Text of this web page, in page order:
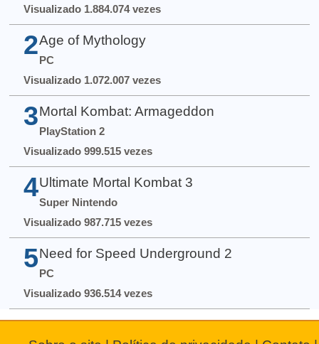
Visualizado 1.884.074 vezes
2 Age of Mythology
PC
Visualizado 1.072.007 vezes
3 Mortal Kombat: Armageddon
PlayStation 2
Visualizado 999.515 vezes
4 Ultimate Mortal Kombat 3
Super Nintendo
Visualizado 987.715 vezes
5 Need for Speed Underground 2
PC
Visualizado 936.514 vezes